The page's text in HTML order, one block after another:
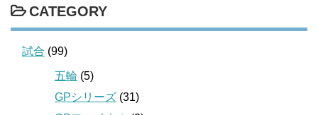
CATEGORY
試合 (99)
五輪 (5)
GPシリーズ (31)